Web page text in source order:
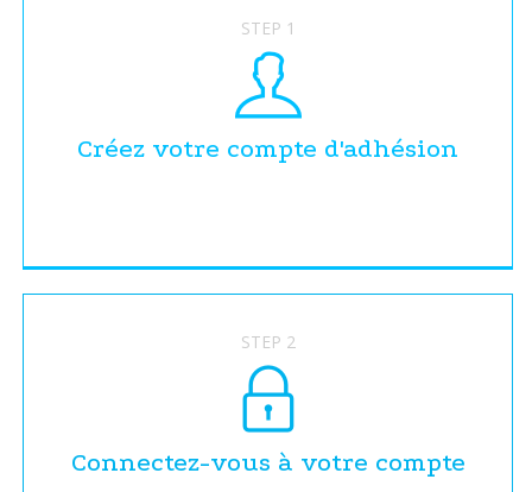
STEP 1
Créez votre compte d'adhésion
STEP 2
Connectez-vous à votre compte